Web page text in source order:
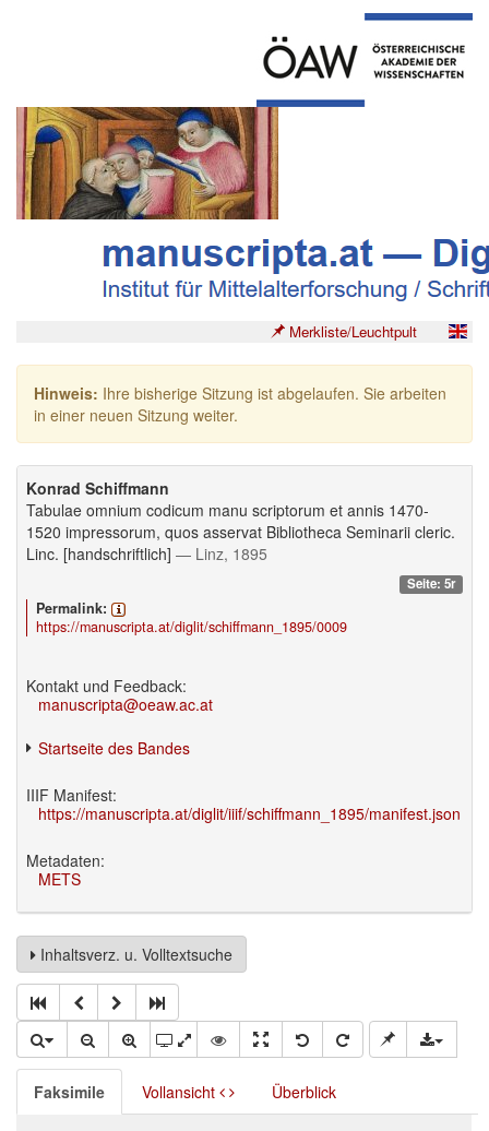
Merkliste/Leuchtpult
Hinweis: Ihre bisherige Sitzung ist abgelaufen. Sie arbeiten
in einer neuen Sitzung weiter.
Konrad Schiffmann
Tabulae omnium codicum manu scriptorum et annis 1470-
1520 impressorum, quos asservat Bibliotheca Seminarii cleric.
Linc. [handschriftlich] — Linz, 1895
Seite: 5r
Permalink:
https://manuscripta.at/diglit/schiffmann_1895/0009
Kontakt und Feedback:
manuscripta@oeaw.ac.at
Startseite des Bandes
IIIF Manifest:
https://manuscripta.at/diglit/iiif/schiffmann_1895/manifest.json
Metadaten:
METS
Inhaltsverz. u. Volltextsuche
Faksimile Vollansicht Überblick